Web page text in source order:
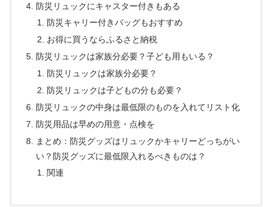
防災リュックにキャスター付きもある
防災キャリー付きバッグもおすすめ
お得に買うならふるさと納税
防災リュックは家族分必要？子ども用もいる？
防災リュックは家族分必要？
防災リュックは子どもの分も必要？
防災リュックの中身は最低限のものを入れてリスト化
防災用品は早めの用意・点検を
まとめ：防災グッズはリュックかキャリーどっちがい
い？防災グッズに最低限入れるべきものは？
関連